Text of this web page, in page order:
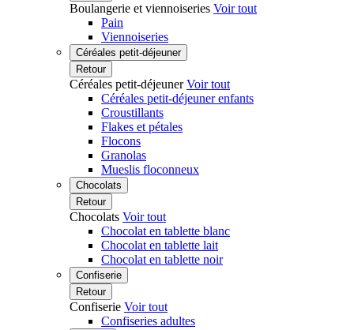
Boulangerie et viennoiseries Voir tout
Pain
Viennoiseries
Céréales petit-déjeuner
Retour
Céréales petit-déjeunerVoir tout
Céréales petit-déjeuner enfants
Croustillants
Flakes et pétales
Flocons
Granolas
Mueslis floconneux
Chocolats
Retour
Chocolats Voir tout
Chocolat en tablette blanc
Chocolat en tablette lait
Chocolat en tablette noir
Confiserie
Retour
Confiserie Voir tout
Confiseries adultes